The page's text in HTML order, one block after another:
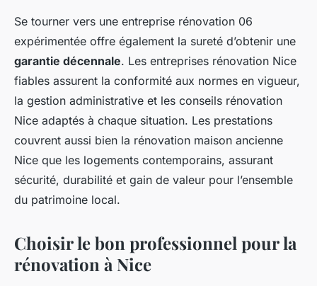
Se tourner vers une entreprise rénovation 06
expérimentée offre également la sureté d’obtenir une
garantie décennale. Les entreprises rénovation Nice
fiables assurent la conformité aux normes en vigueur,
la gestion administrative et les conseils rénovation
Nice adaptés à chaque situation. Les prestations
couvrent aussi bien la rénovation maison ancienne
Nice que les logements contemporains, assurant
sécurité, durabilité et gain de valeur pour l’ensemble
du patrimoine local.
Choisir le bon professionnel pour la
rénovation à Nice